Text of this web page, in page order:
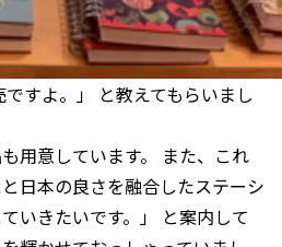
すよ。」 と教えてもらいまし
用意しています。 また、これ
日本の良さを融合したステーシ
いきたいです。」 と案内して